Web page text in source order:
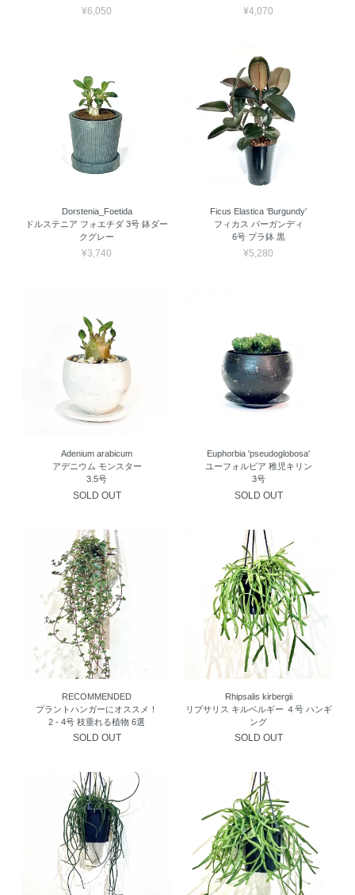
¥6,050 ¥4,070
Dorstenia_Foetida
ドルステニア フォエチダ 3号 鉢ダー
クグレー
¥3,740
Ficus Elastica ‘Burgundy’
フィカス バーガンディ
6号 プラ鉢 黒
¥5,280
Adenium arabicum
アデニウム モンスター
3.5号
SOLD OUT
Euphorbia 'pseudoglobosa'
ユーフォルビア 稚児キリン
3号
SOLD OUT
RECOMMENDED
プラントハンガーにオススメ！
2 - 4号 枝垂れる植物 6選
SOLD OUT
Rhipsalis kirbergii
リプサリス キルベルギー ４号 ハンギ
ング
SOLD OUT